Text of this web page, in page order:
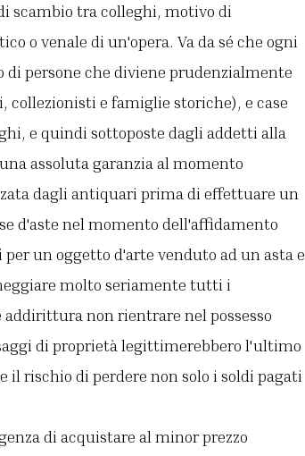
scambio tra colleghi, motivo di
o venale di un'opera. Va da sé che ogni
persone che diviene prudenzialmente
collezionisti e famiglie storiche), e case
e quindi sottoposte dagli addetti alla
assoluta garanzia al momento
dagli antiquari prima di effettuare un
d'aste nel momento dell'affidamento
un oggetto d'arte venduto ad un asta e
molto seriamente tutti i
non rientrare nel possesso
di proprietà legittimerebbero l'ultimo
rischio di perdere non solo i soldi pagati
di acquistare al minor prezzo